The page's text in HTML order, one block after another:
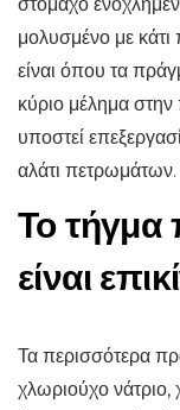
μολυσμένο με κάτι
είναι όπου τα
κύριο μέλημα στην
υποστεί
αλάτι πετρωμάτων.
Το
είναι
Τα περισσότερα
χλωριούχο νάτριο,